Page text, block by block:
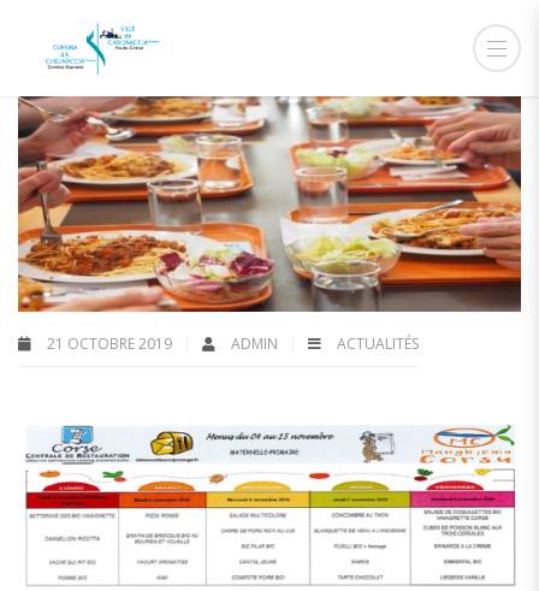
21 OCTOBRE 2019 ADMIN ACTUALITÉS